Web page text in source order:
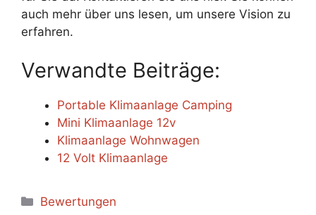
auch mehr über uns lesen, um unsere Vision zu
erfahren.
Verwandte Beiträge:
Portable Klimaanlage Camping
Mini Klimaanlage 12v
Klimaanlage Wohnwagen
12 Volt Klimaanlage
Categories
Bewertungen